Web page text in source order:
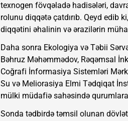
texnogen fövqəladə hadisələri,
rolunu diqqətə çatdırıb. Qeyd edib
diqqətini əhalinin və ərazilərin
Daha sonra Ekologiya və Təbii
Bəhruz Məhəmmədov, Rəqəmsal
Coğrafi İnformasiya Sistemləri
Su və Meliorasiya Elmi Tədqiqat
mülki müdafiə sahəsində
Sonda tədbirdə təmsil olunan